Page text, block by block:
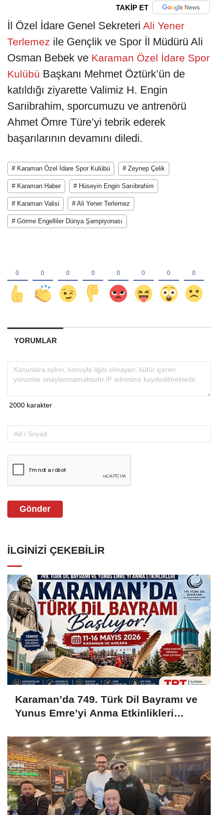
TAKİP ET
İl Özel İdare Genel Sekreteri Ali Yener
Terlemez ile Gençlik ve Spor İl Müdürü Ali
Osman Bebek ve Karaman Özel İdare Spor
Kulübü Başkanı Mehmet Öztürk’ün de
katıldığı ziyarette Valimiz H. Engin
Sarıibrahim, sporcumuzu ve antrenörü
Ahmet Ömre Türe’yi tebrik ederek
başarılarının devamını diledi.
# Karaman Özel İdare Spor Kulübü # Zeynep Çelik
# Karaman Haber # Hüseyin Engin Sarıibrahim
# Karaman Valisi # Ali Yener Terlemez
# Görme Engelliler Dünya Şampiyonası
YORUMLAR
Gönder
İLGINIZI ÇEKEBILIR
Karaman’da 749. Türk Dil Bayramı ve
Yunus Emre’yi Anma Etkinlikleri